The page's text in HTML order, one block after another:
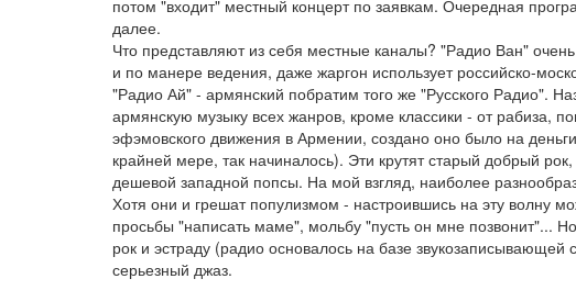
потом "входит" местный концерт по заявкам. Очередная
далее.
Что представляют из себя местные каналы? "Радио Ван"
и по манере ведения, даже жаргон использует российско-
"Радио Ай" - армянский побратим того же "Русского Радио".
армянскую музыку всех жанров, кроме классики - от рабиза,
эфэмовского движения в Армении, создано оно было на
крайней мере, так начиналось). Эти крутят старый добрый
дешевой западной попсы. На мой взгляд, наиболее
Хотя они и грешат популизмом - настроившись на эту волну
просьбы "написать маме", мольбу "пусть он мне позвонит"...
рок и эстраду (радио основалось на базе
серьезный джаз.